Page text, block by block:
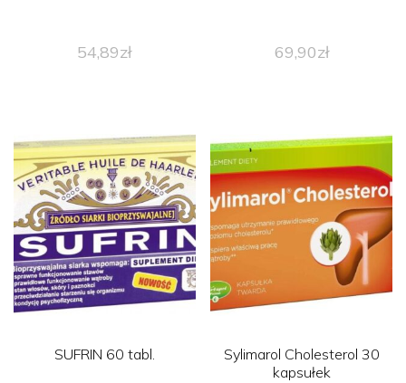
54,89zł 69,90zł
SUFRIN 60 tabl.
Sylimarol Cholesterol 30
kapsułek